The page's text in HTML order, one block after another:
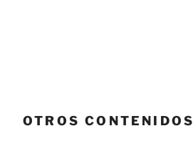
OTROS CONTENIDOS